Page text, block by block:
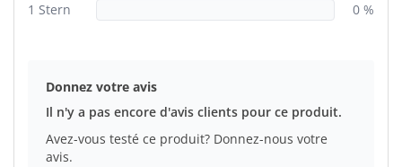
1 Stern
0 %
Donnez votre avis
Il n'y a pas encore d'avis clients pour ce produit.
Avez-vous testé ce produit? Donnez-nous votre
avis.